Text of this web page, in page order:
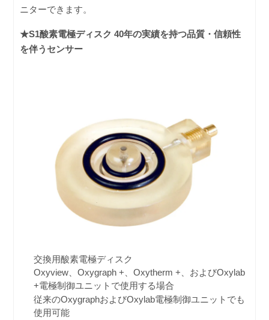
ニターできます。
★S1酸素電極ディスク 40年の実績を持つ品質・信頼性
を伴うセンサー
交換用酸素電極ディスク
Oxyview、Oxygraph +、Oxytherm +、およびOxylab
+電極制御ユニットで使用する場合
従来のOxygraphおよびOxylab電極制御ユニットでも
使用可能